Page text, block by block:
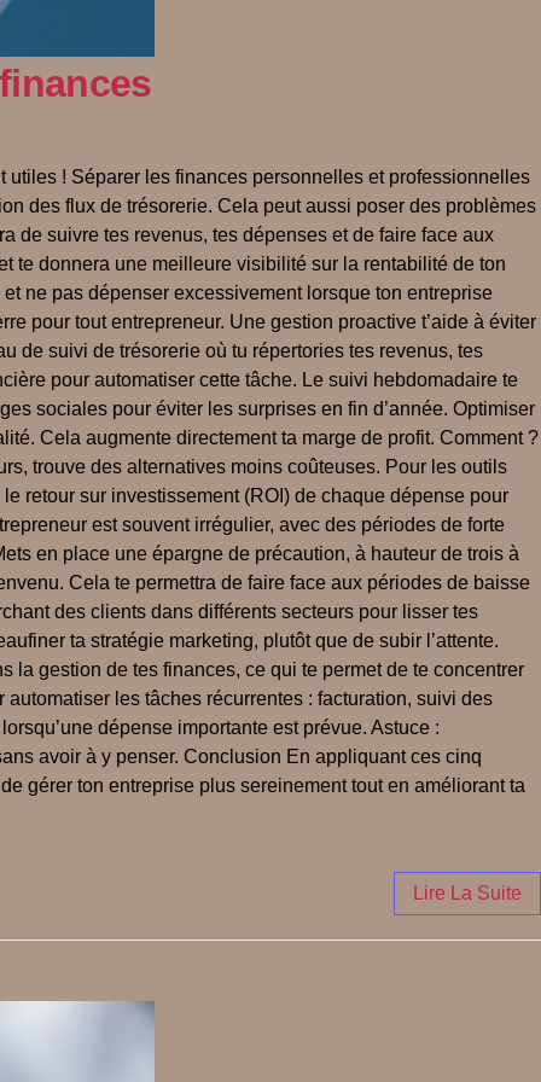
utiles ! Séparer les finances personnelles et professionnelles
des flux de trésorerie. Cela peut aussi poser des problèmes
de suivre tes revenus, tes dépenses et de faire face aux
te donnera une meilleure visibilité sur la rentabilité de ton
ne pas dépenser excessivement lorsque ton entreprise
pour tout entrepreneur. Une gestion proactive t’aide à éviter
de suivi de trésorerie où tu répertories tes revenus, tes
pour automatiser cette tâche. Le suivi hebdomadaire te
sociales pour éviter les surprises en fin d’année. Optimiser
Cela augmente directement ta marge de profit. Comment ?
trouve des alternatives moins coûteuses. Pour les outils
retour sur investissement (ROI) de chaque dépense pour
est souvent irrégulier, avec des périodes de forte
en place une épargne de précaution, à hauteur de trois à
Cela te permettra de faire face aux périodes de baisse
des clients dans différents secteurs pour lisser tes
ta stratégie marketing, plutôt que de subir l’attente.
la gestion de tes finances, ce qui te permet de te concentrer
les tâches récurrentes : facturation, suivi des
dépense importante est prévue. Astuce :
avoir à y penser. Conclusion En appliquant ces cinq
gérer ton entreprise plus sereinement tout en améliorant ta
Lire La Suite